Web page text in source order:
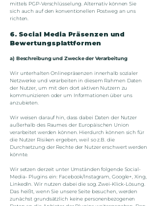
mittels PGP-Verschlüsselung. Alternativ können Sie
sich auch auf den konventionellen Postweg an uns
richten.
6. Social Media Präsenzen und
Bewertungsplattformen
a) Beschreibung und Zwecke der Verarbeitung
Wir unterhalten Onlinepräsenzen innerhalb sozialer
Netzwerke und verarbeiten in diesem Rahmen Daten
der Nutzer, um mit den dort aktiven Nutzern zu
kommunizieren oder um Informationen über uns
anzubieten.
Wir weisen darauf hin, dass dabei Daten der Nutzer
außerhalb des Raumes der Europäischen Union
verarbeitet werden können. Hierdurch können sich für
die Nutzer Risiken ergeben, weil so z.B. die
Durchsetzung der Rechte der Nutzer erschwert werden
könnte.
Wir setzen derzeit unter Umständen folgende Social-
Media- Plugins ein: Facebook/Instagram, Google+, Xing,
LinkedIn. Wir nutzen dabei die sog. Zwei-Klick-Lösung.
Das heißt, wenn Sie unsere Seite besuchen, werden
zunächst grundsätzlich keine personenbezogenen